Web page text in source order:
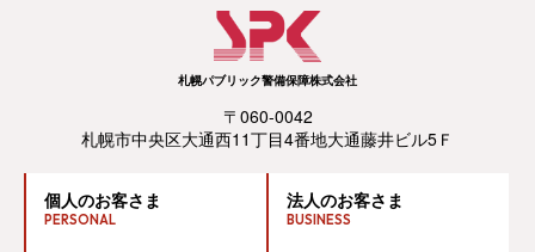
札幌パブリック警備保障株式会社
〒060-0042
札幌市中央区大通西11丁目4番地大通藤井ビル5Ｆ
個人のお客さま
PERSONAL
法人のお客さま
BUSINESS